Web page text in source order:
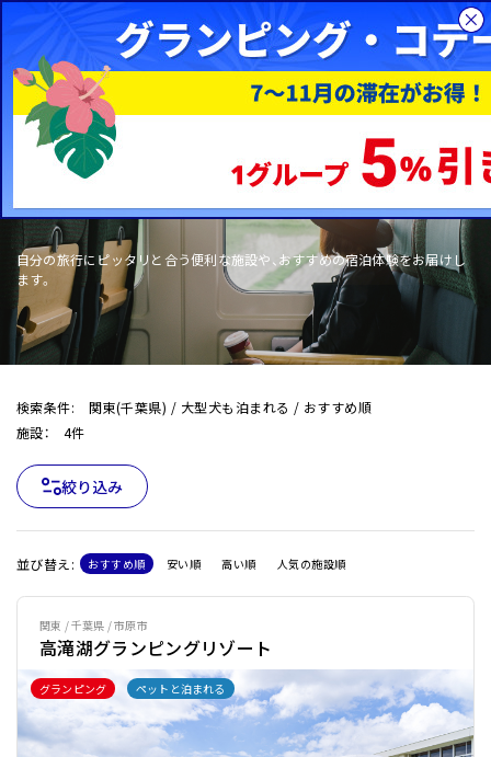
総合旅行サイトHIS
自分の旅行にピッタリと合う便利な施設や、おすすめの宿泊体験をお届けし
ます。
検索条件: 関東(千葉県) / 大型犬も泊まれる / おすすめ順
施設： 4件
絞り込み
並び替え: おすすめ順 安い順 高い順 人気の施設順
グランピング ペットと泊まれる
関東 / 千葉県 / 市原市
高滝湖グランピングリゾート